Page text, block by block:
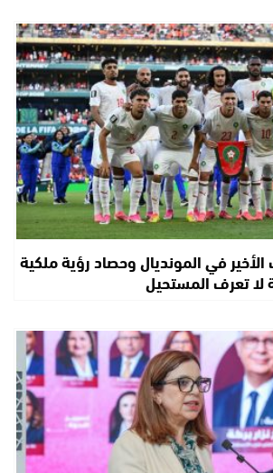
في المونديال وحصاد رؤية ملكية
تعرف المستحيل